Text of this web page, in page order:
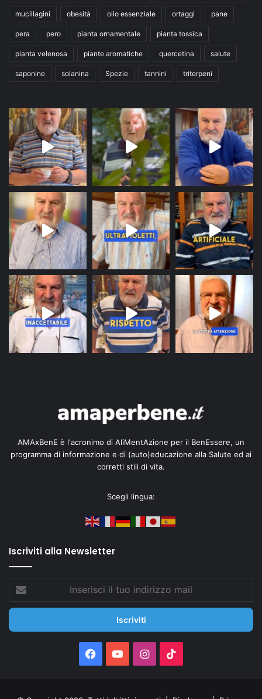
mucillagini obesità olio essenziale ortaggi pane
pera pero pianta ornamentale pianta tossica
pianta velenosa piante aromatiche quercetina salute
saponine solanina Spezie tannini triterpeni
AMAxBenE è l'acronimo di AliMentAzione per il BenEssere, un
programma di informazione e di (auto)educazione alla Salute ed ai
corretti stili di vita.
Scegli lingua:
Iscriviti alla Newsletter
tuo
mail
Facebook
You Instagram